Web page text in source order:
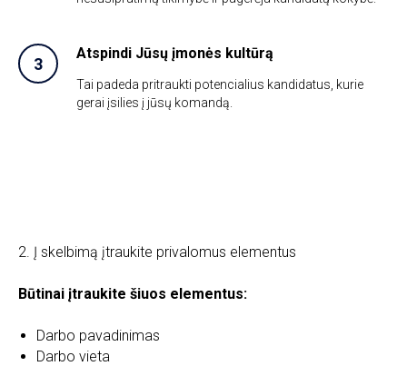
Atspindi Jūsų įmonės kultūrą
Tai padeda pritraukti potencialius kandidatus, kurie
gerai įsilies į jūsų komandą.
2. Į skelbimą įtraukite privalomus elementus
Būtinai įtraukite šiuos elementus:
Darbo pavadinimas
Darbo vieta